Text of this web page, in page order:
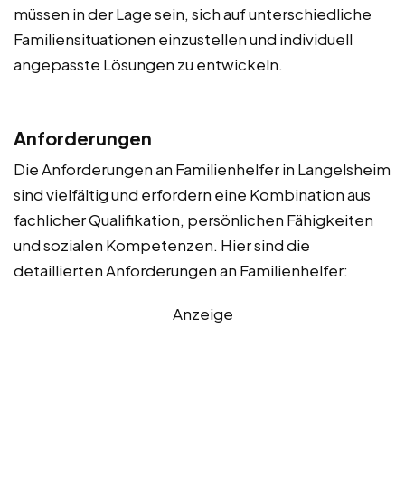
müssen in der Lage sein, sich auf unterschiedliche
Familiensituationen einzustellen und individuell
angepasste Lösungen zu entwickeln.
Anforderungen
Die Anforderungen an Familienhelfer in Langelsheim
sind vielfältig und erfordern eine Kombination aus
fachlicher Qualifikation, persönlichen Fähigkeiten
und sozialen Kompetenzen. Hier sind die
detaillierten Anforderungen an Familienhelfer:
Anzeige